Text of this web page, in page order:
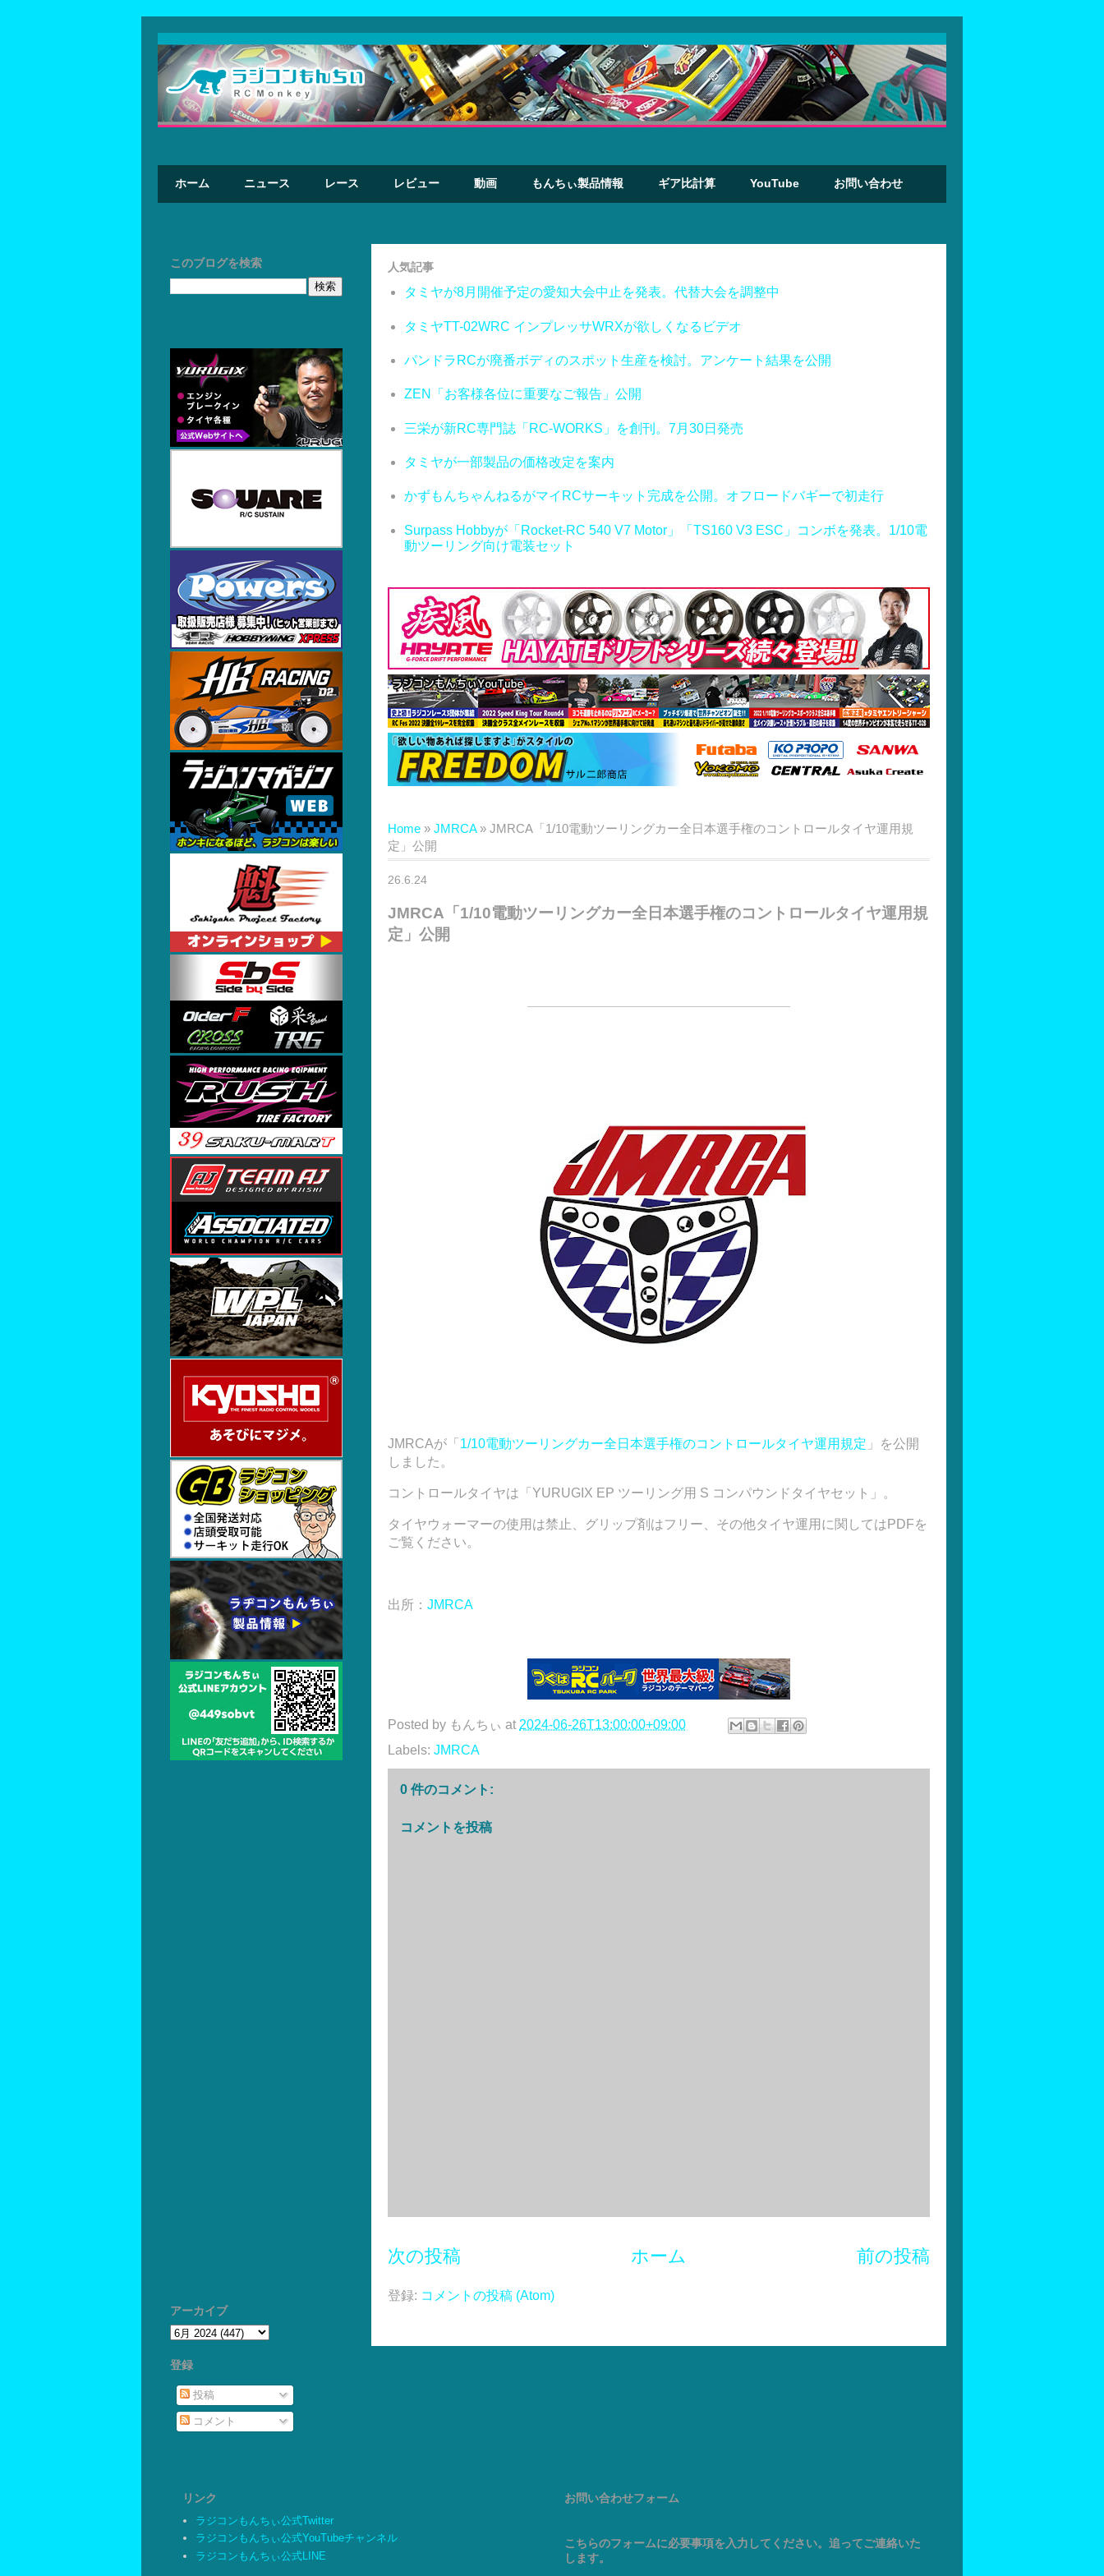
ホーム ニュース レース レビュー 動画 もんちぃ製品情報 ギア比計算 YouTube お問い合わせ
人気記事
タミヤが8月開催予定の愛知大会中止を発表。代替大会を調整中
タミヤTT-02WRC インプレッサWRXが欲しくなるビデオ
パンドラRCが廃番ボディのスポット生産を検討。アンケート結果を公開
ZEN「お客様各位に重要なご報告」公開
三栄が新RC専門誌「RC-WORKS」を創刊。7月30日発売
タミヤが一部製品の価格改定を案内
かずもんちゃんねるがマイRCサーキット完成を公開。オフロードバギーで初走行
Surpass Hobbyが「Rocket-RC 540 V7 Motor」「TS160 V3 ESC」コンボを発表。1/10電
動ツーリング向け電装セット
Home » JMRCA» JMRCA「1/10電動ツーリングカー全日本選手権のコントロールタイヤ運用規
定」公開
26.6.24
JMRCA「1/10電動ツーリングカー全日本選手権のコントロールタイヤ運用規
定」公開
JMRCAが「 1/10電動ツーリングカー全日本選手権のコントロールタイヤ運用規定 」を公開
しました。
コントロールタイヤは「YURUGIX EP ツーリング用 S コンパウンドタイヤセット」。
タイヤウォーマーの使用は禁止、グリップ剤はフリー、その他タイヤ運用に関してはPDFを
ご覧ください。
出所： JMRCA
Posted by もんちぃ at 2024-06-26T13:00:00+09:00
Labels: JMRCA
0 件のコメント:
コメントを投稿
次の投稿 前の投稿
ホーム
登録: コメントの投稿 (Atom)
このブログを検索
アーカイブ
登録
投稿
コメント
リンク
ラジコンもんちぃ公式Twitter
ラジコンもんちぃ公式YouTubeチャンネル
ラジコンもんちぃ公式LINE
お問い合わせフォーム
こちらのフォームに必要事項を入力してください。追ってご連絡いた
します。